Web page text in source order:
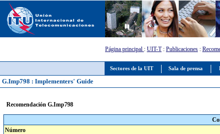
Sectores de la UIT Sala de prensa
Página principal : UIT-T: Publicaciones :
G.Imp798 : Implementers' Guide
Recomendación G.Imp798
Número